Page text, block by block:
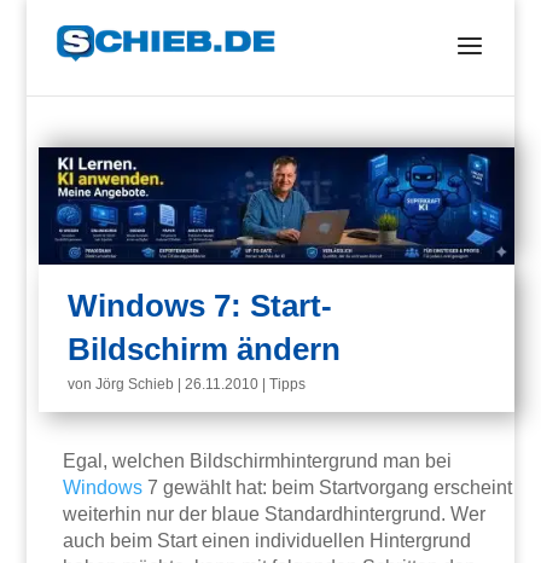
Windows 7: Start-
Bildschirm ändern
vonJörg Schieb |26.11.2010 |Tipps
Egal, welchen Bildschirmhintergrund man bei
Windows 7 gewählt hat: beim Startvorgang erscheint
weiterhin nur der blaue Standardhintergrund. Wer
auch beim Start einen individuellen Hintergrund